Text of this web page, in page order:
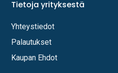
Tietoja yrityksestä
Yhteystiedot
Palautukset
Kaupan Ehdot